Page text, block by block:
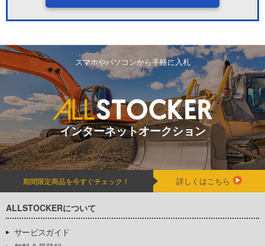
スマホやパソコンから手軽に入札
インターネットオークション
期間限定商品を今すぐチェック！ 詳しくはこちら
ALLSTOCKERについて
サービスガイド